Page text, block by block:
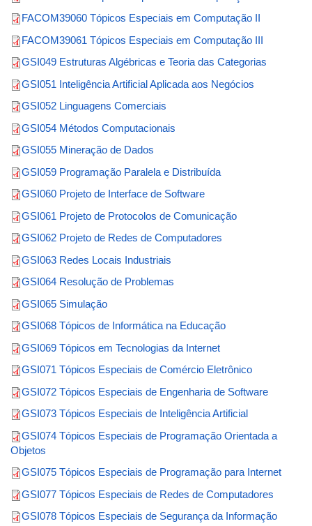
FACOM39060 Tópicos Especiais em Computação II
FACOM39061 Tópicos Especiais em Computação III
GSI049 Estruturas Algébricas e Teoria das Categorias
GSI051 Inteligência Artificial Aplicada aos Negócios
GSI052 Linguagens Comerciais
GSI054 Métodos Computacionais
GSI055 Mineração de Dados
GSI059 Programação Paralela e Distribuída
GSI060 Projeto de Interface de Software
GSI061 Projeto de Protocolos de Comunicação
GSI062 Projeto de Redes de Computadores
GSI063 Redes Locais Industriais
GSI064 Resolução de Problemas
GSI065 Simulação
GSI068 Tópicos de Informática na Educação
GSI069 Tópicos em Tecnologias da Internet
GSI071 Tópicos Especiais de Comércio Eletrônico
GSI072 Tópicos Especiais de Engenharia de Software
GSI073 Tópicos Especiais de Inteligência Artificial
GSI074 Tópicos Especiais de Programação Orientada a
Objetos
GSI075 Tópicos Especiais de Programação para Internet
GSI077 Tópicos Especiais de Redes de Computadores
GSI078 Tópicos Especiais de Segurança da Informação